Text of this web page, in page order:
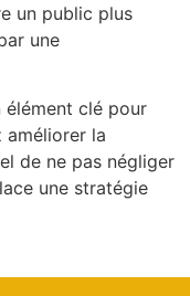
un public plus
une
élément clé pour
améliorer la
de ne pas négliger
une stratégie